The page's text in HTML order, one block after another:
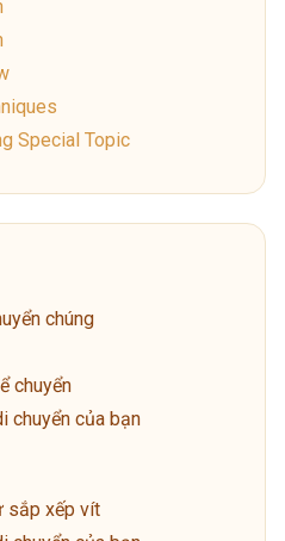
Special Topic
chúng
chuyển
chuyển của bạn
sắp xếp vít